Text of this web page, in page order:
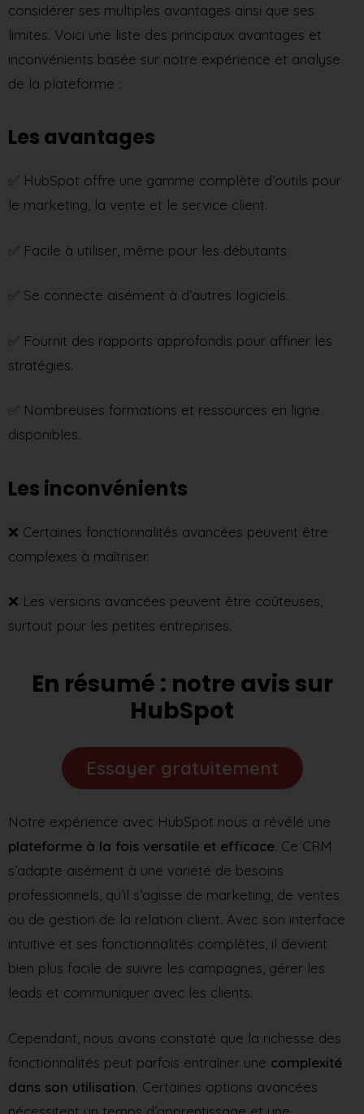
considérer ses multiples avantages ainsi que ses
limites. Voici une liste des principaux avantages et
inconvénients basée sur notre expérience et analyse
de la plateforme :
Les avantages
✅ HubSpot offre une gamme complète d’outils pour
le marketing, la vente et le service client.
✅ Facile à utiliser, même pour les débutants.
✅ Se connecte aisément à d’autres logiciels.
✅ Fournit des rapports approfondis pour affiner les
stratégies.
✅ Nombreuses formations et ressources en ligne
disponibles.
Les inconvénients
❌ Certaines fonctionnalités avancées peuvent être
complexes à maîtriser.
❌ Les versions avancées peuvent être coûteuses,
surtout pour les petites entreprises.
En résumé : notre avis sur
HubSpot
Essayer gratuitement
Notre expérience avec HubSpot nous a révélé une
plateforme à la fois versatile et efficace. Ce CRM
s’adapte aisément à une variété de besoins
professionnels, qu’il s’agisse de marketing, de ventes
ou de gestion de la relation client. Avec son interface
intuitive et ses fonctionnalités complètes, il devient
bien plus facile de suivre les campagnes, gérer les
leads et communiquer avec les clients.
Cependant, nous avons constaté que la richesse des
fonctionnalités peut parfois entraîner une complexité
dans son utilisation. Certaines options avancées